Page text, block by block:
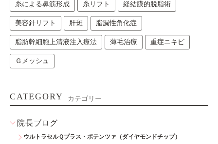
糸による鼻筋形成 糸リフト 経結膜的脱脂術
美容針リフト 肝斑 脂漏性角化症
脂肪幹細胞上清液注入療法 薄毛治療 重症ニキビ
Ｇメッシュ
CATEGORY カテゴリー
院長ブログ
ウルトラセルＱプラス・ポテンツァ（ダイヤモンドチップ）